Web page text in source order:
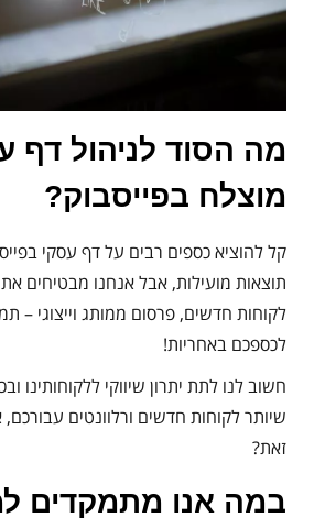
מה הסוד לניהול דף
מוצלח בפייסבוק?
קל להוציא כספים רבים על דף עסקי
תוצאות מועילות, אבל אנחנו מבטיחים
לקוחות חדשים, פרסום ממותג וייצוגי –
לכספכם באחריות!
חשוב לנו לתת יתרון שיווקי ללקוחותינו
שיותר לקוחות חדשים ורלוונטים עבורכם,
זאת?
במה אנו מתמקדים